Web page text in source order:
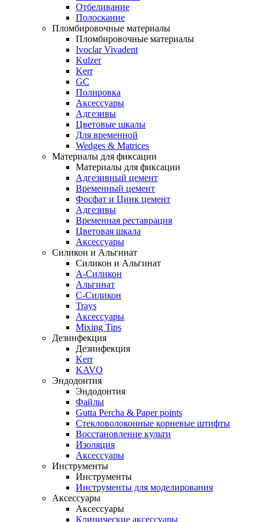
Отбеливание
Полоскание
Пломбировочные материалы
Пломбировочные материалы
Ivoclar Vivadent
Kulzer
Kerr
GC
Полировка
Аксессуары
Адгезивы
Цветовые шкалы
Для временной
Wedges & Matrices
Материалы для фиксации
Материалы для фиксации
Адгезивный цемент
Временный цемент
Фосфат и Цинк цемент
Адгезивы
Временная реставрация
Цветовая шкала
Аксессуары
Силикон и Альгинат
Силикон и Альгинат
A-Силикон
Альгинат
C-Силикон
Trays
Аксессуары
Mixing Tips
Дезинфекция
Дезинфекция
Kerr
KAVO
Эндодонтия
Эндодонтия
Файлы
Gutta Percha & Paper points
Стекловолоконные корневые штифты
Восстановление культи
Изоляция
Аксессуары
Инструменты
Инструменты
Инструменты для моделирования
Аксессуары
Аксессуары
Клинические аксессуары